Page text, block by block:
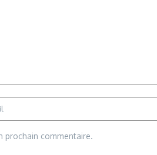
prochain commentaire.